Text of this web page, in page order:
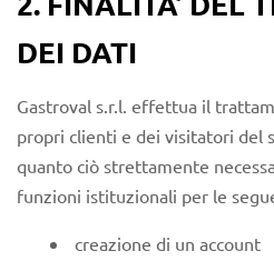
DEI DATI
Gastroval s.r.l. effettua il
propri clienti e dei visitatori del
quanto ciò strettamente
funzioni istituzionali per le
creazione di un account